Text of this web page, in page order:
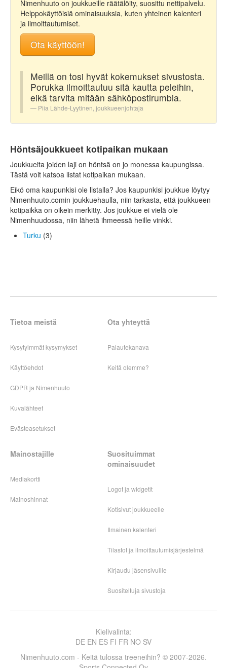
Nimenhuuto on joukkueille räätälöity, suosittu nettipalvelu.
Helppokäyttöisiä ominaisuuksia, kuten yhteinen kalenteri
ja ilmoittautumiset.
Ota käyttöön!
Meillä on tosi hyvät kokemukset sivustosta.
Porukka ilmoittautuu sitä kautta peleihin,
eikä tarvita mitään sähköpostirumbia.
Piia Lähde-Lyytinen, joukkueenjohtaja
Höntsäjoukkueet kotipaikan mukaan
Joukkueita joiden laji on höntsä on jo monessa kaupungissa.
Tästä voit katsoa listat kotipaikan mukaan.
Eikö oma kaupunkisi ole listalla? Jos kaupunkisi joukkue löytyy
Nimenhuuto.comin joukkuehaulla, niin tarkasta, että joukkueen
kotipaikka on oikein merkitty. Jos joukkue ei vielä ole
Nimenhuudossa, niin lähetä ihmeessä heille vinkki.
Turku (3)
Tietoa meistä
Kysytyimmät kysymykset
Käyttöehdot
GDPR ja Nimenhuuto
Kuvalähteet
Evästeasetukset
Ota yhteyttä
Palautekanava
Keitä olemme?
Mainostajille
Mediakortti
Mainoshinnat
Suosituimmat
ominaisuudet
Logot ja widgetit
Kotisivut joukkueelle
Ilmainen kalenteri
Tilastot ja ilmoittautumisjärjestelmä
Kirjaudu jäsensivuille
Suositeltuja sivustoja
Kielivalinta:
DE EN ES FI FR NO SV
Nimenhuuto.com - Keitä tulossa treeneihin? © 2007-2026.